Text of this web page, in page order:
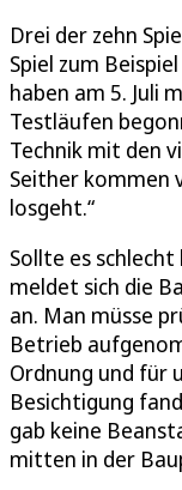
Drei der zehn
Spiel zum
haben am 5. Juli
Testläufen
Technik mit den
Seither kommen
losgeht.“
Sollte es
meldet sich die
an. Man müsse
Betrieb
Ordnung und für
Besichtigung
gab keine
mitten in der